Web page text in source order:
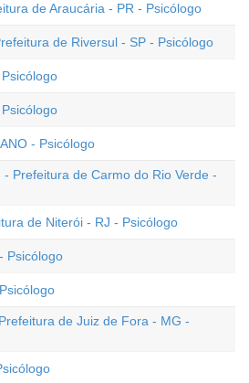
de Araucária - PR - Psicólogo
de Riversul - SP - Psicólogo
- Psicólogo
Prefeitura de Carmo do Rio Verde -
de Niterói - RJ - Psicólogo
Psicólogo
de Juiz de Fora - MG -